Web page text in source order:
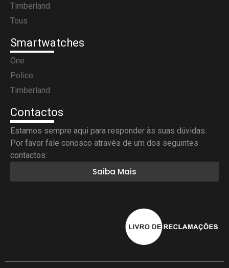
Timberland
Tous
Smartwatches
One
Police
Timberland
Contactos
Estamos sempre aqui para responder às suas dúvidas.
Por favor fale conosco através de um dos seguintes
contactos:
Saiba Mais